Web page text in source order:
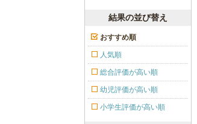
結果の並び替え
おすすめ順
人気順
総合評価が高い順
幼児評価が高い順
小学生評価が高い順